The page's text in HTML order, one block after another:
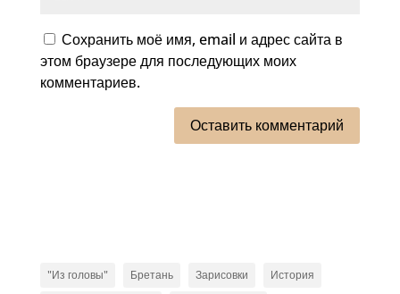
Сохранить моё имя, email и адрес сайта в
этом браузере для последующих моих
комментариев.
"Из головы" Бретань Зарисовки
История